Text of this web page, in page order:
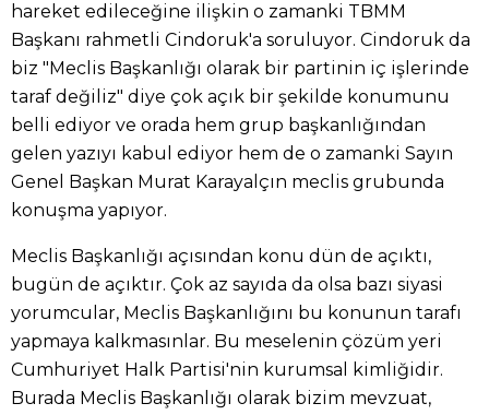
hareket edileceğine ilişkin o zamanki TBMM
Başkanı rahmetli Cindoruk'a soruluyor. Cindoruk da
biz "Meclis Başkanlığı olarak bir partinin iç işlerinde
taraf değiliz" diye çok açık bir şekilde konumunu
belli ediyor ve orada hem grup başkanlığından
gelen yazıyı kabul ediyor hem de o zamanki Sayın
Genel Başkan Murat Karayalçın meclis grubunda
konuşma yapıyor.
Meclis Başkanlığı açısından konu dün de açıktı,
bugün de açıktır. Çok az sayıda da olsa bazı siyasi
yorumcular, Meclis Başkanlığını bu konunun tarafı
yapmaya kalkmasınlar. Bu meselenin çözüm yeri
Cumhuriyet Halk Partisi'nin kurumsal kimliğidir.
Burada Meclis Başkanlığı olarak bizim mevzuat,